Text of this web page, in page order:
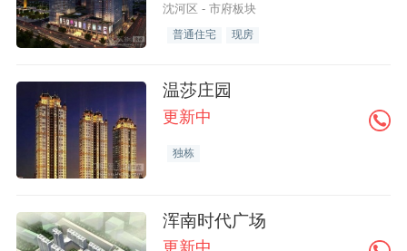
沈河区 - 市府板块
普通住宅 现房
温莎庄园
更新中
独栋
浑南时代广场